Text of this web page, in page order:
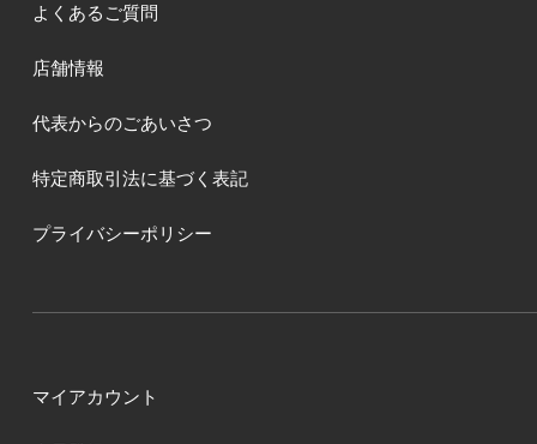
よくあるご質問
店舗情報
代表からのごあいさつ
特定商取引法に基づく表記
プライバシーポリシー
マイアカウント